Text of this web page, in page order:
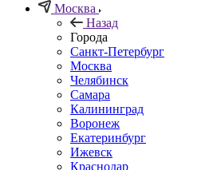
Москва
Назад
Города
Санкт-Петербург
Москва
Челябинск
Самара
Калининград
Воронеж
Екатеринбург
Ижевск
Краснодар